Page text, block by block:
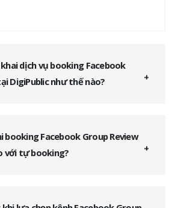
dịch vụ booking Facebook
DigiPublic như thế nào?
booking Facebook Group Review
với tự booking?